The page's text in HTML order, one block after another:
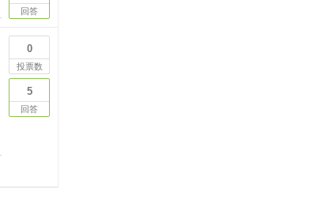
回答
0
投票数
5
回答